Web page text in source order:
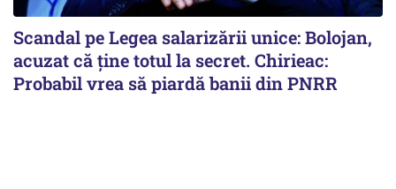
Scandal pe Legea salarizării unice: Bolojan,
acuzat că ține totul la secret. Chirieac:
Probabil vrea să piardă banii din PNRR